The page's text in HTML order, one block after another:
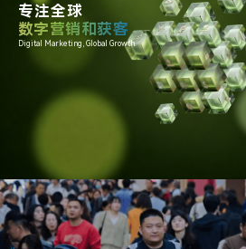
专注全球
数字营销和获客
Digital Marketing, Global Growth.